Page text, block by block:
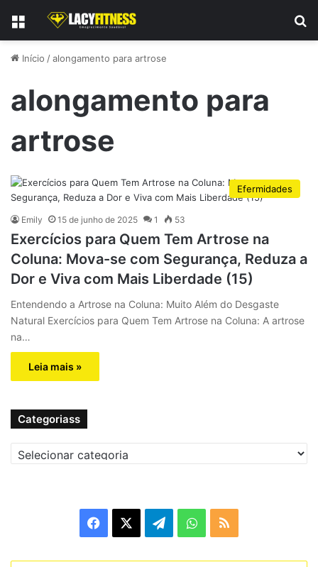
Menu
Início /alongamento para artrose
alongamento para
artrose
Efermidades
Emily 15 de junho de 2025 1 53
Exercícios para Quem Tem Artrose na
Coluna: Mova-se com Segurança, Reduza a
Dor e Viva com Mais Liberdade (15)
Entendendo a Artrose na Coluna: Muito Além do Desgaste
Natural Exercícios para Quem Tem Artrose na Coluna: A artrose
na…
Leia mais »
Categoriass
a
W